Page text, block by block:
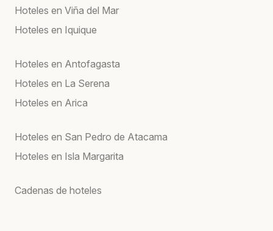
Hoteles en Viña del Mar
Hoteles en Iquique
Hoteles en Antofagasta
Hoteles en La Serena
Hoteles en Arica
Hoteles en San Pedro de Atacama
Hoteles en Isla Margarita
Cadenas de hoteles